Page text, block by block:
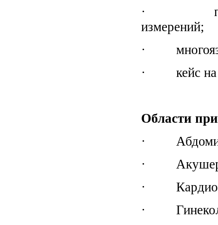
· пакет
измерений;
·
· кейс на
Области
·
·
·
·